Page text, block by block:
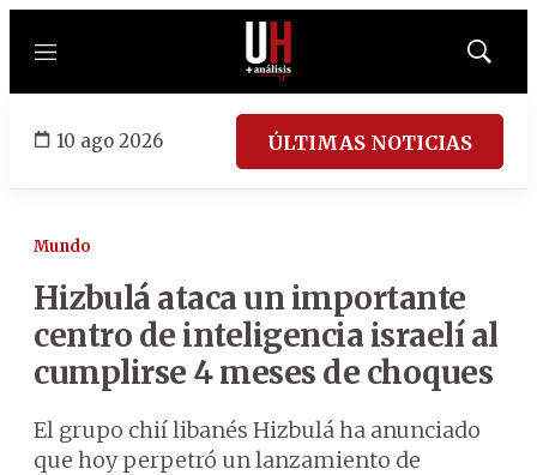
Menú
Mostrar
10 ago 2026 ÚLTIMAS NOTICIAS
Mundo
Hizbulá ataca un importante
centro de inteligencia israelí al
cumplirse 4 meses de choques
El grupo chií libanés Hizbulá ha anunciado
que hoy perpetró un lanzamiento de